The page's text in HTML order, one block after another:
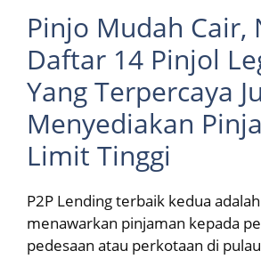
Pinjo Mudah Cair,
Daftar 14 Pinjol
Yang Terpercaya
Menyediakan
Limit Tinggi
P2P Lending terbaik kedua
menawarkan pinjaman kepada
pedesaan atau perkotaan di pulau